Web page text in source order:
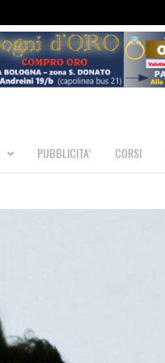
PUBBLICITA’ CORSI